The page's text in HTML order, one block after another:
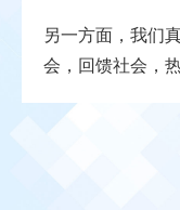
另一方面，我们
会，回馈社会，